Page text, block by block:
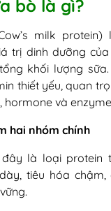
cân bằng hệ vi
nhỏ
chứng bé dị ứng
hiệu trẻ dị ứng
tiêu hoá
hiện trẻ bị dị ứng
hô hấp
ứng đạm sữa bò bao
đạm sữa bò có
trẻ sơ sinh và trẻ nhỏ
bò là gì?
milk protein)
trị dinh dưỡng
tổng khối lượng
thiết yếu, quan
hormone và
hai nhóm chính
đây là loại protein
tiêu hóa chậm,